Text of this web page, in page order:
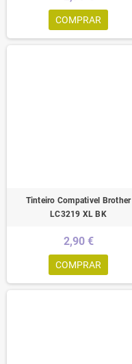
COMPRAR
Tinteiro Compativel Brother
LC3219 XL BK
2,90 €
COMPRAR